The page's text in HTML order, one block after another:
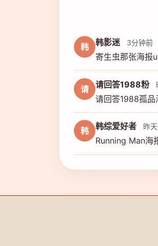
韩 韩影迷 3分钟前
寄生虫那张海报
请 请回答1988粉
请回答1988孤品
韩 韩综爱好者 昨
Running Man海